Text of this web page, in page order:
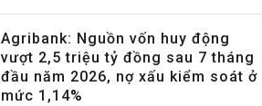
Agribank: Nguồn vốn huy động
vượt 2,5 triệu tỷ đồng sau 7 tháng
đầu năm 2026, nợ xấu kiểm soát ở
mức 1,14%